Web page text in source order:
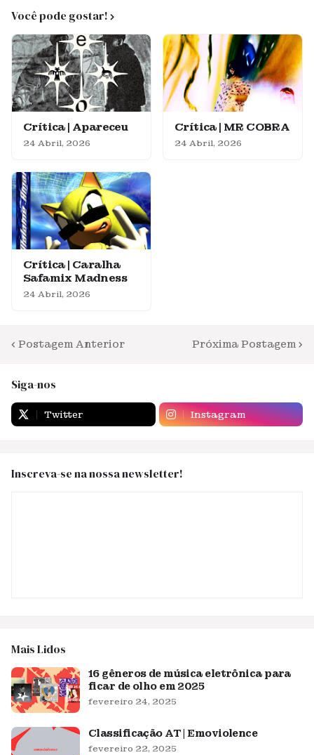
Você pode gostar!
Crítica | Apareceu
24 Abril, 2026
Crítica | MR COBRA
24 Abril, 2026
Crítica | Caralha
Safamix Madness
24 Abril, 2026
Postagem Anterior Próxima Postagem
Siga-nos
Twitter Instagram
Inscreva-se na nossa newsletter!
Mais Lidos
16 gêneros de música eletrônica para
ficar de olho em 2025
fevereiro 24, 2025
Classificação AT | Emoviolence
fevereiro 22, 2025